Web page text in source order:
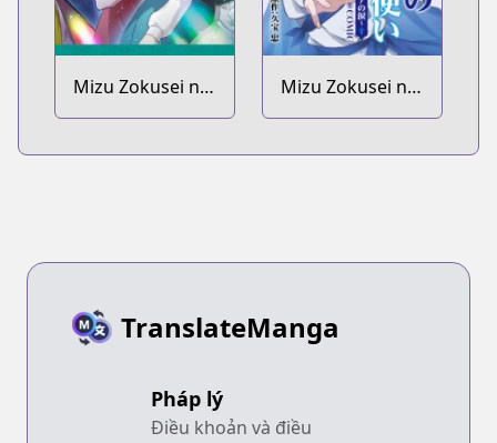
Mizu Zokusei no
Mahoutsukai Dai
Mizu Zokusei no
Mahoutsukai
TranslateManga
Pháp lý
Điều khoản và điều